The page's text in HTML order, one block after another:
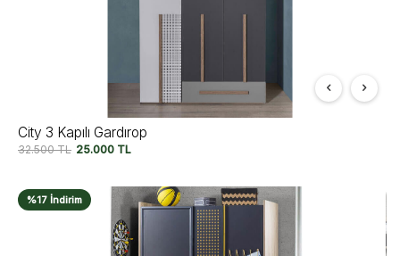
City 3 Kapılı Gardırop
32.500TL 25.000 TL
%17 İndirim